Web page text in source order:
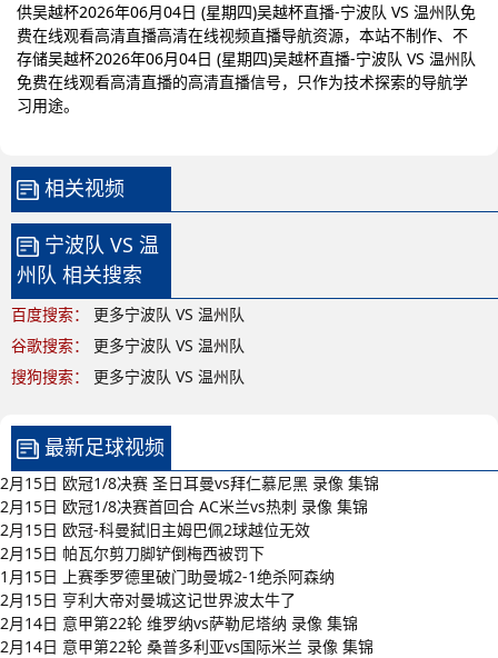
供吴越杯2026年06月04日 (星期四)吴越杯直播-宁波队 VS 温州队免
费在线观看高清直播高清在线视频直播导航资源，本站不制作、不
存储吴越杯2026年06月04日 (星期四)吴越杯直播-宁波队 VS 温州队
免费在线观看高清直播的高清直播信号，只作为技术探索的导航学
习用途。
相关视频
宁波队 VS 温
州队 相关搜索
百度搜索：
更多宁波队 VS 温州队
谷歌搜索：
更多宁波队 VS 温州队
搜狗搜索：
更多宁波队 VS 温州队
最新足球视频
2月15日 欧冠1/8决赛 圣日耳曼vs拜仁慕尼黑 录像 集锦
2月15日 欧冠1/8决赛首回合 AC米兰vs热刺 录像 集锦
2月15日 欧冠-科曼弑旧主姆巴佩2球越位无效
2月15日 帕瓦尔剪刀脚铲倒梅西被罚下
1月15日 上赛季罗德里破门助曼城2-1绝杀阿森纳
2月15日 亨利大帝对曼城这记世界波太牛了
2月14日 意甲第22轮 维罗纳vs萨勒尼塔纳 录像 集锦
2月14日 意甲第22轮 桑普多利亚vs国际米兰 录像 集锦